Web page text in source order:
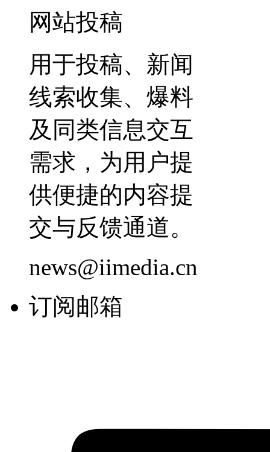
网站投稿
用于投稿、新闻
线索收集、爆料
及同类信息交互
需求，为用户提
供便捷的内容提
交与反馈通道。
news@iimedia.cn
订阅邮箱